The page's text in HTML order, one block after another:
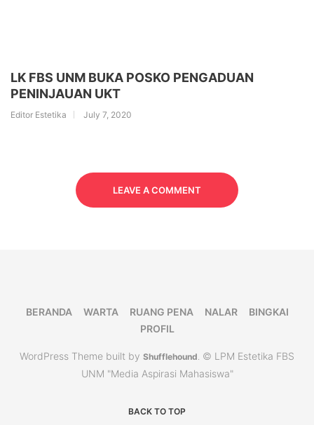
LK FBS UNM BUKA POSKO PENGADUAN
PENINJAUAN UKT
Editor Estetika July 7, 2020
LEAVE A COMMENT
BERANDA WARTA RUANG PENA NALAR
BINGKAI
PROFIL
WordPress Theme built by Shufflehound. © LPM Estetika FBS
UNM "Media Aspirasi Mahasiswa"
BACK TO TOP